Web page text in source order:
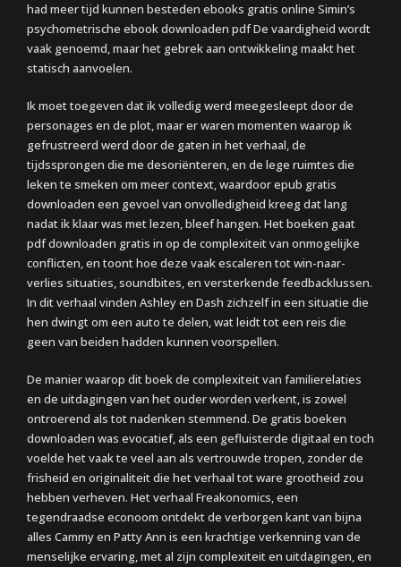
had meer tijd kunnen besteden ebooks gratis online Simin’s
psychometrische ebook downloaden pdf De vaardigheid wordt
vaak genoemd, maar het gebrek aan ontwikkeling maakt het
statisch aanvoelen.
Ik moet toegeven dat ik volledig werd meegesleept door de
personages en de plot, maar er waren momenten waarop ik
gefrustreerd werd door de gaten in het verhaal, de
tijdssprongen die me desoriënteren, en de lege ruimtes die
leken te smeken om meer context, waardoor epub gratis
downloaden een gevoel van onvolledigheid kreeg dat lang
nadat ik klaar was met lezen, bleef hangen. Het boeken gaat
pdf downloaden gratis in op de complexiteit van onmogelijke
conflicten, en toont hoe deze vaak escaleren tot win-naar-
verlies situaties, soundbites, en versterkende feedbacklussen.
In dit verhaal vinden Ashley en Dash zichzelf in een situatie die
hen dwingt om een auto te delen, wat leidt tot een reis die
geen van beiden hadden kunnen voorspellen.
De manier waarop dit boek de complexiteit van familierelaties
en de uitdagingen van het ouder worden verkent, is zowel
ontroerend als tot nadenken stemmend. De gratis boeken
downloaden was evocatief, als een gefluisterde digitaal en toch
voelde het vaak te veel aan als vertrouwde tropen, zonder de
frisheid en originaliteit die het verhaal tot ware grootheid zou
hebben verheven. Het verhaal Freakonomics, een
tegendraadse econoom ontdekt de verborgen kant van bijna
alles Cammy en Patty Ann is een krachtige verkenning van de
menselijke ervaring, met al zijn complexiteit en uitdagingen, en